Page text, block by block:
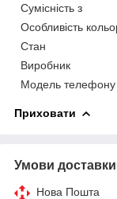
Сумісність з
Особливість
Стан
Виробник
Модель телефону
Приховати
Умови доставки
Нова Пошта